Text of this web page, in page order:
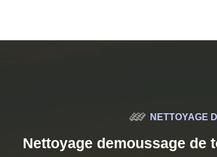
NETTOYAGE
Nettoyage demoussage de